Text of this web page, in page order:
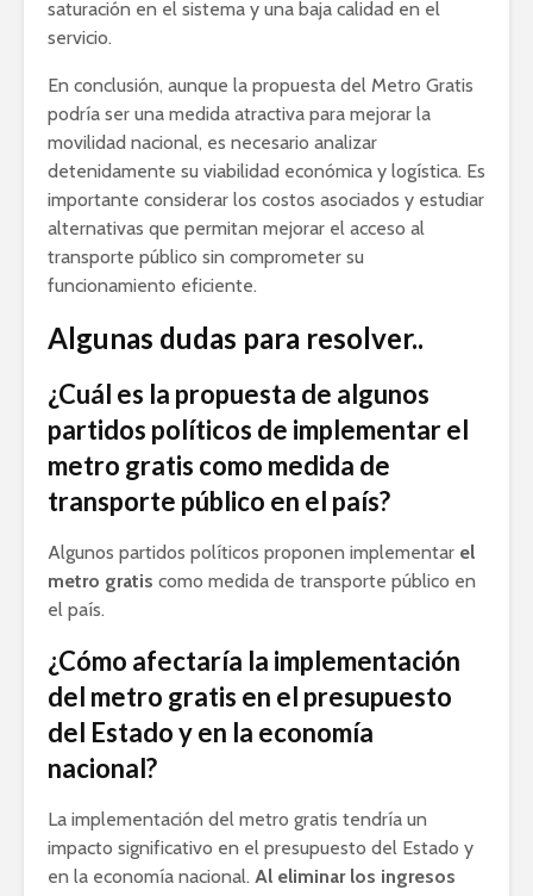
saturación en el sistema y una baja calidad en el
servicio.
En conclusión, aunque la propuesta del Metro Gratis
podría ser una medida atractiva para mejorar la
movilidad nacional, es necesario analizar
detenidamente su viabilidad económica y logística. Es
importante considerar los costos asociados y estudiar
alternativas que permitan mejorar el acceso al
transporte público sin comprometer su
funcionamiento eficiente.
Algunas dudas para resolver..
¿Cuál es la propuesta de algunos
partidos políticos de implementar el
metro gratis como medida de
transporte público en el país?
Algunos partidos políticos proponen implementar el
metro gratis como medida de transporte público en
el país.
¿Cómo afectaría la implementación
del metro gratis en el presupuesto
del Estado y en la economía
nacional?
La implementación del metro gratis tendría un
impacto significativo en el presupuesto del Estado y
en la economía nacional. Al eliminar los ingresos